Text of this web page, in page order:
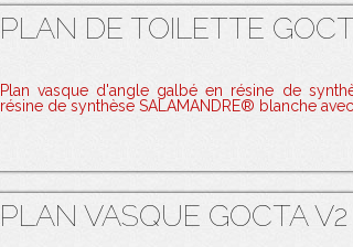
PLAN DE TOILETTE
Plan vasque d'angle galbé en résine de
résine de synthèse SALAMANDRE® blanche
PLAN VASQUE GOCTA V2